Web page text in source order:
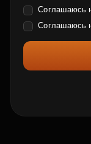
Соглашаюсь
Соглашаюсь